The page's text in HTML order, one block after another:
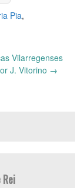
Pia,
Vilarregenses
J. Vitorino →